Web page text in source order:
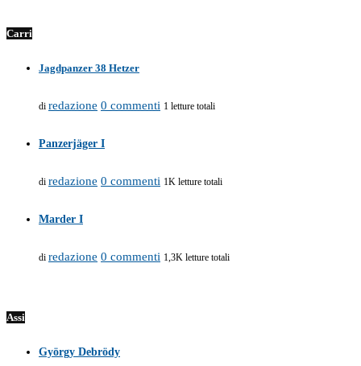
Carri
Jagdpanzer 38 Hetzer
di redazione 0 commenti 1 letture totali
Panzerjäger I
di redazione 0 commenti 1K letture totali
Marder I
di redazione 0 commenti 1,3K letture totali
Assi
György Debrödy